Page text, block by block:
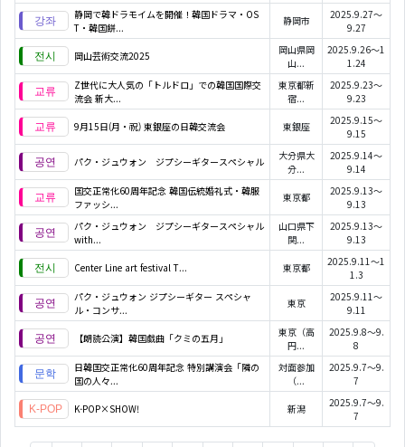
静岡で韓ドラモイムを開催！韓国ドラマ・OS
T・韓国餅...
静岡市
2025.9.27～
9.27
岡山芸術交流2025
岡山県岡
山...
2025.9.26～1
1.24
Z世代に大人気の「トルドロ」での韓国国際交
流会 新大...
東京都新
宿...
2025.9.23～
9.23
9月15日(月・祝) 東銀座の日韓交流会 東銀座
2025.9.15～
9.15
パク・ジュウォン ジプシーギタースペシャル
大分県大
分...
2025.9.14～
9.14
国交正常化60周年記念 韓国伝統婚礼式・韓服
ファッシ...
東京都
2025.9.13～
9.13
パク・ジュウォン ジプシーギタースペシャル
with...
山口県下
関...
2025.9.13～
9.13
Center Line art festival T... 東京都
2025.9.11～1
1.3
パク・ジュウォン ジプシーギター スペシャ
ル・コンサ...
東京
2025.9.11～
9.11
【朗読公演】韓国戯曲「クミの五月」
東京（高
円...
2025.9.8～9.
8
日韓国交正常化60周年記念 特別講演会「隣の
国の人々...
対面参加
（...
2025.9.7～9.
7
K-POP×SHOW! 新潟
2025.9.7～9.
7